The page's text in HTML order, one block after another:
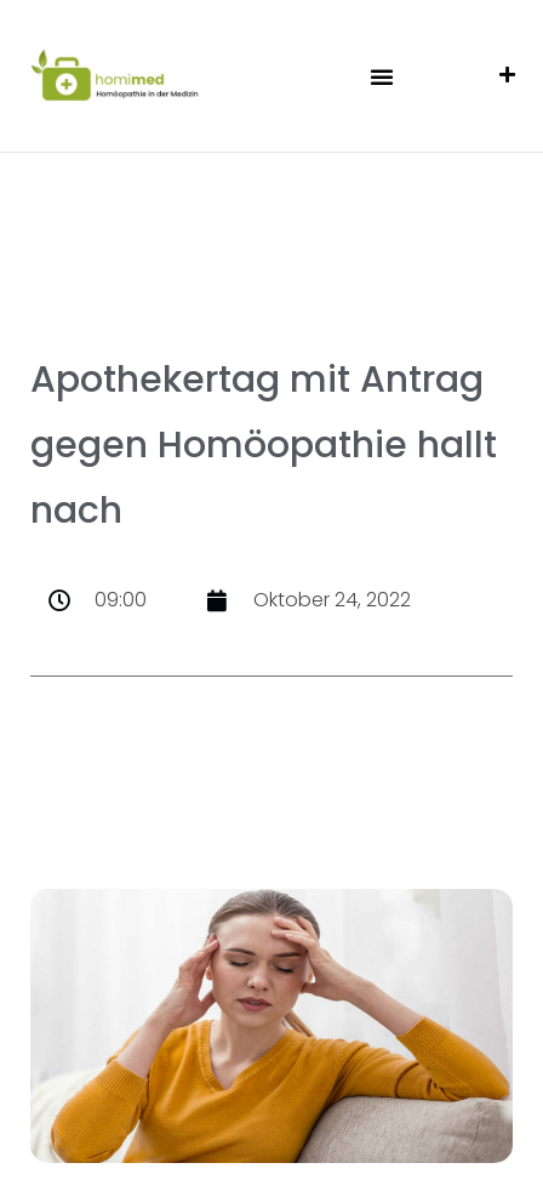
Apothekertag mit Antrag
gegen Homöopathie hallt
nach
09:00 Oktober 24, 2022